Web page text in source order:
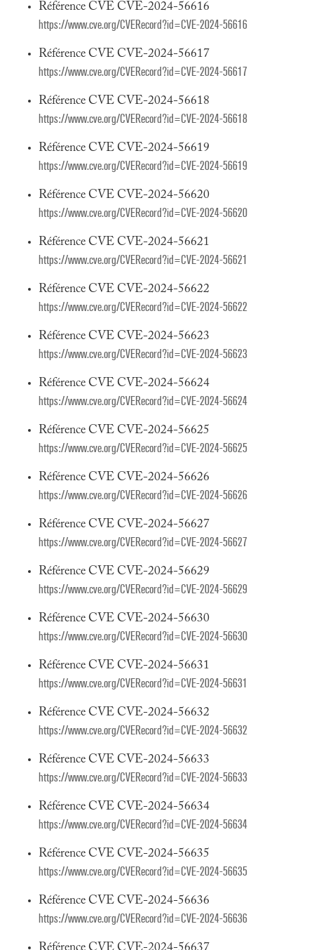
Référence CVE CVE-2024-56616
https://www.cve.org/CVERecord?id=CVE-2024-56616
Référence CVE CVE-2024-56617
https://www.cve.org/CVERecord?id=CVE-2024-56617
Référence CVE CVE-2024-56618
https://www.cve.org/CVERecord?id=CVE-2024-56618
Référence CVE CVE-2024-56619
https://www.cve.org/CVERecord?id=CVE-2024-56619
Référence CVE CVE-2024-56620
https://www.cve.org/CVERecord?id=CVE-2024-56620
Référence CVE CVE-2024-56621
https://www.cve.org/CVERecord?id=CVE-2024-56621
Référence CVE CVE-2024-56622
https://www.cve.org/CVERecord?id=CVE-2024-56622
Référence CVE CVE-2024-56623
https://www.cve.org/CVERecord?id=CVE-2024-56623
Référence CVE CVE-2024-56624
https://www.cve.org/CVERecord?id=CVE-2024-56624
Référence CVE CVE-2024-56625
https://www.cve.org/CVERecord?id=CVE-2024-56625
Référence CVE CVE-2024-56626
https://www.cve.org/CVERecord?id=CVE-2024-56626
Référence CVE CVE-2024-56627
https://www.cve.org/CVERecord?id=CVE-2024-56627
Référence CVE CVE-2024-56629
https://www.cve.org/CVERecord?id=CVE-2024-56629
Référence CVE CVE-2024-56630
https://www.cve.org/CVERecord?id=CVE-2024-56630
Référence CVE CVE-2024-56631
https://www.cve.org/CVERecord?id=CVE-2024-56631
Référence CVE CVE-2024-56632
https://www.cve.org/CVERecord?id=CVE-2024-56632
Référence CVE CVE-2024-56633
https://www.cve.org/CVERecord?id=CVE-2024-56633
Référence CVE CVE-2024-56634
https://www.cve.org/CVERecord?id=CVE-2024-56634
Référence CVE CVE-2024-56635
https://www.cve.org/CVERecord?id=CVE-2024-56635
Référence CVE CVE-2024-56636
https://www.cve.org/CVERecord?id=CVE-2024-56636